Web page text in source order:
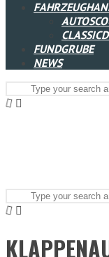
FUNDGRUBE
NEWS
Search
for:
Search
for: